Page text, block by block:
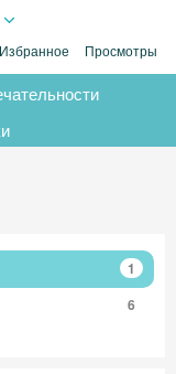
Избранное Просмотры
1
6